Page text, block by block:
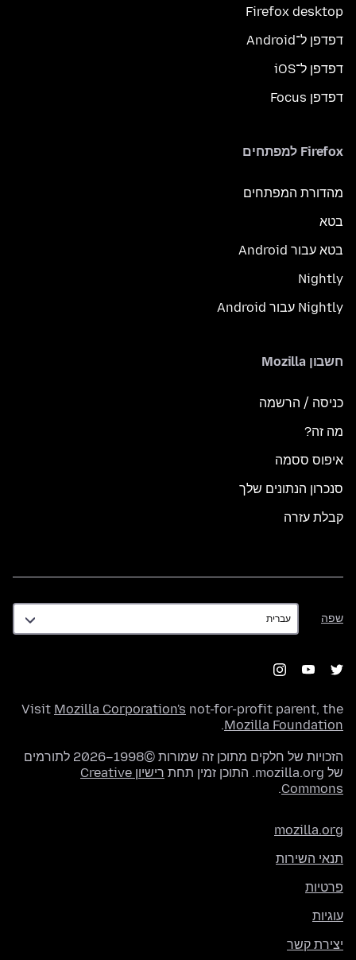
Firefox desktop
דפדפן ל־Android
דפדפן ל־iOS
דפדפן Focus
Firefox למפתחים
מהדורת המפתחים
בטא
בטא עבור Android
Nightly
Nightly עבור Android
חשבון Mozilla
כניסה / הרשמה
מה זה?
איפוס ססמה
סנכרון הנתונים שלך
קבלת עזרה
שפה
שפה
Visit Mozilla Corporation's not-for-profit parent, the
Mozilla Foundation
.
הזכויות של חלקים מתוכן זה שמורות ©1998–2026 לתורמים
של mozilla.org. התוכן זמין תחת
רישיון Creative
Commons
.
mozilla.org
תנאי השירות
פרטיות
עוגיות
יצירת קשר